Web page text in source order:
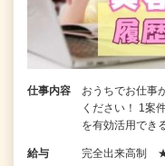
仕事内容
おうちでお仕事
ください！ 1案
を有効活用でき
給与
完全出来高制 ★